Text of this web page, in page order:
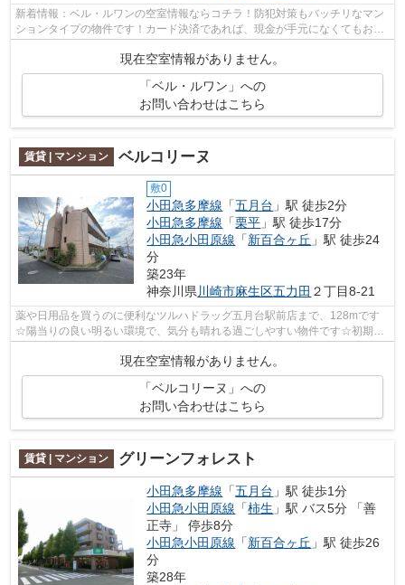
新着情報：ベル・ルワンの空室情報ならコチラ！防犯対策もバッチリなマン
ションタイプの物件です！カード決済であれば、現金が手元になくてもお支
現在空室情報がありません。
「ベル・ルワン」への
お問い合わせはこちら
賃貸 | マンション ベルコリーヌ
敷0
小田急多摩線 「五月台 」駅 徒歩2分
小田急多摩線 「栗平 」駅 徒歩17分
小田急小田原線 「新百合ヶ丘 」駅 徒歩24
分
築23年
神奈川県 川崎市麻生区五力田 ２丁目8-21
薬や日用品を買うのに便利なツルハドラッグ五月台駅前店まで、128mです
☆陽当りの良い明るい環境で、気分も晴れる過ごしやすい物件です☆初期費
現在空室情報がありません。
「ベルコリーヌ」への
お問い合わせはこちら
賃貸 | マンション グリーンフォレスト
小田急多摩線 「五月台 」駅 徒歩1分
小田急小田原線 「柿生 」駅 バス5分 「善
正寺」 停歩8分
小田急小田原線 「新百合ヶ丘 」駅 徒歩26
分
築28年